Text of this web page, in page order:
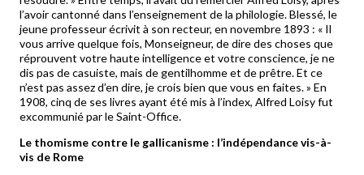
l’avoir cantonné dans l’enseignement de la philologie. Blessé, le
jeune professeur écrivit à son recteur, en novembre 1893 : « Il
vous arrive quelque fois, Monseigneur, de dire des choses que
réprouvent votre haute intelligence et votre conscience, je ne
dis pas de casuiste, mais de gentilhomme et de prêtre. Et ce
n’est pas assez d’en dire, je crois bien que vous en faites. » En
1908, cinq de ses livres ayant été mis à l’index, Alfred Loisy fut
excommunié par le Saint-Office.
Le thomisme contre le gallicanisme : l’indépendance vis-à-
vis de Rome